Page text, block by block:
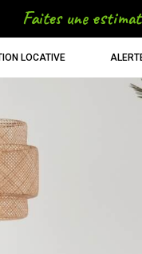
faites une
LOCATIVE
BUDGET